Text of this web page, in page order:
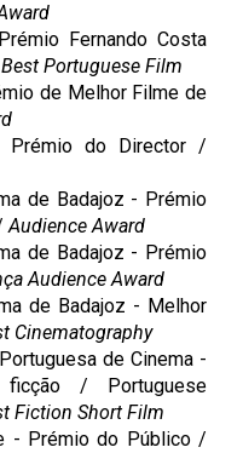
Fernando Costa
Best Portuguese Film
de Melhor Filme de
do Director /
de Badajoz - Prémio
Audience Award
de Badajoz - Prémio
Audience Award
de Badajoz - Melhor
Cinematography
de Cinema -
ficção / Portuguese
Fiction Short Film
- Prémio do Público /